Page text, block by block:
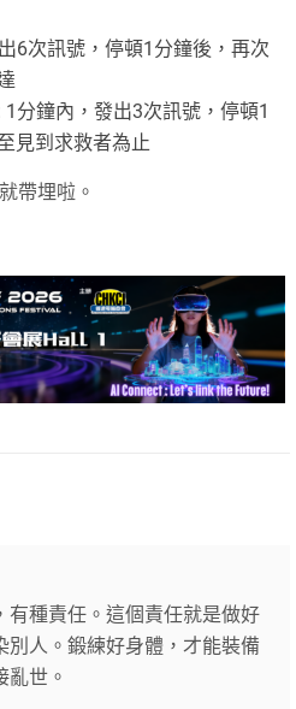
6次訊號，停頓1分鐘後，再次
分鐘內，發出3次訊號，停頓1
見到求救者為止
帶埋啦。
有種責任。這個責任就是做好
別人。鍛練好身體，才能裝備
亂世。